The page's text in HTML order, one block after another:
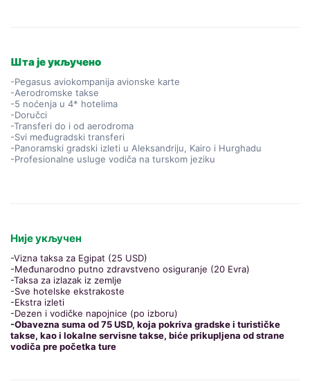
Шта је укључено
-Pegasus aviokompanija avionske karte
-Aerodromske takse
-5 noćenja u 4* hotelima
-Doručci
-Transferi do i od aerodroma
-Svi međugradski transferi
-Panoramski gradski izleti u Aleksandriju, Kairo i Hurghadu
-Profesionalne usluge vodiča na turskom jeziku
Није укључен
-Vizna taksa za Egipat (25 USD)
-Međunarodno putno zdravstveno osiguranje (20 Evra)
-Taksa za izlazak iz zemlje
-Sve hotelske ekstrakoste
-Ekstra izleti
-Dezen i vodičke napojnice (po izboru)
-Obavezna suma od 75 USD, koja pokriva gradske i turističke
takse, kao i lokalne servisne takse, biće prikupljena od strane
vodiča pre početka ture